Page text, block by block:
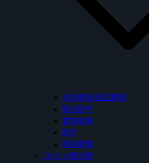
沐浴龍頭/面盆龍頭
衛浴配件
置物收納
配件
廚房龍頭
TENCO電光牌